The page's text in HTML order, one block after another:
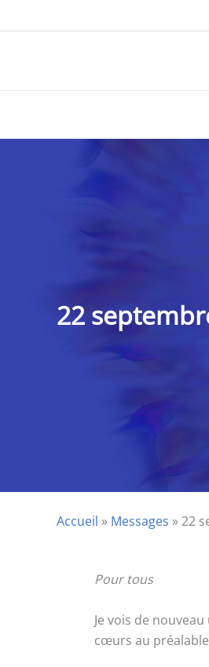
au
22
Accueil » Messages »22
Pour tous
Je vois de
cœurs au